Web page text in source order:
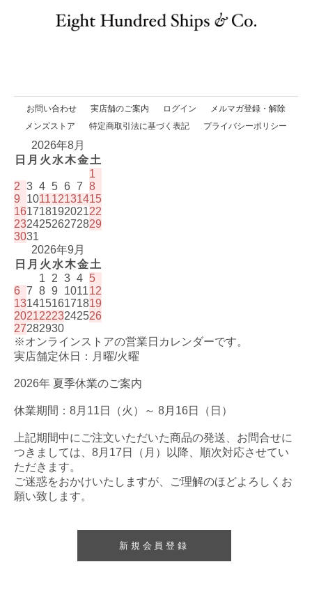
お問い合わせ 実店舗のご案内 ログイン
メルマガ登録・解除
メンズストア
特定商取引法に基づく表記 プライバシーポリシー
2026年8月
日 月 火 水木金土
1
2 3 4 5 6 7 8
9
101112131415
16171819202122
23242526272829
3031
2026年9月
日 月 火 水木金土
1
2 3 4 5
6 7 8 9 101112
13141516171819
20212223242526
27282930
※オンラインストアの営業日カレンダーです。
実店舗定休日：月曜/火曜
2026年 夏季休業のご案内
休業期間：8月11日（火）～ 8月16日（日）
上記期間中にご注文いただいた商品の発送、お問合せに
つきましては、8月17日（月）以降、順次対応させてい
ただきます。
ご迷惑をおかけいたしますが、ご理解のほどよろしくお
願い致します。
新規会員登録